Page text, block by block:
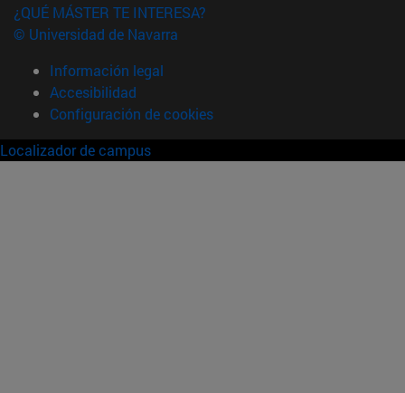
¿QUÉ MÁSTER TE INTERESA?
© Universidad de Navarra
Información legal
Accesibilidad
Configuración de cookies
Localizador de campus